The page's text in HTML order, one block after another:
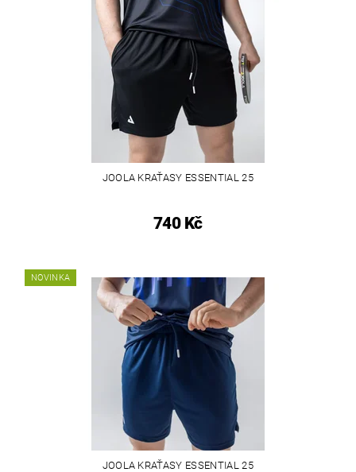
JOOLA KRAŤASY ESSENTIAL 25
740 Kč
NOVINKA
JOOLA KRAŤASY ESSENTIAL 25